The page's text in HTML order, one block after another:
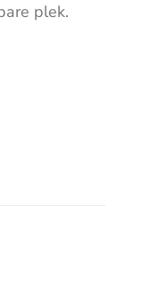
plek.